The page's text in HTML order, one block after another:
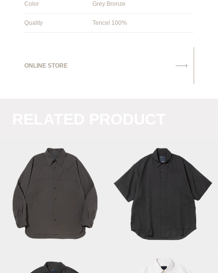
Color Grey Bronze
Quality Tencel 100%
ONLINE STORE
Trinity Chambray
Yoke Sleeve
SH/Graphite
Breathable Side Slit
S/S SH/Off Black